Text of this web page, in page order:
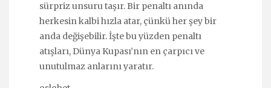
sürpriz unsuru taşır. Bir penaltı anında
herkesin kalbi hızla atar, çünkü her şey bir
anda değişebilir. İşte bu yüzden penaltı
atışları, Dünya Kupası’nın en çarpıcı ve
unutulmaz anlarını yaratır.